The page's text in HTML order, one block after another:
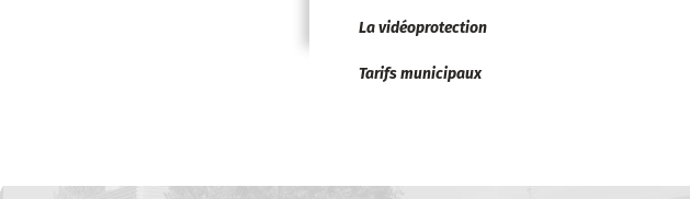
La vidéoprotection
Tarifs municipaux